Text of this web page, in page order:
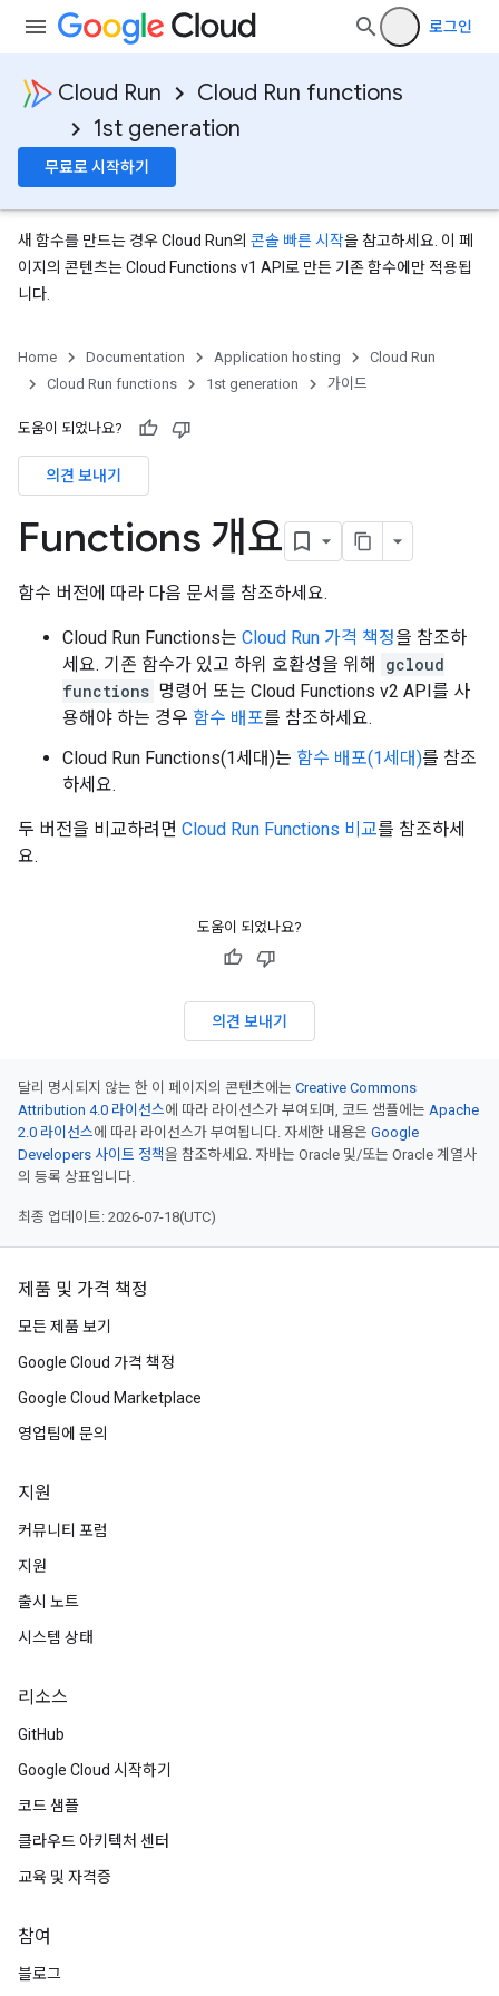
로그인
Cloud Run
Cloud Run functions
1st generation
무료로 시작하기
새 함수를 만드는 경우 Cloud Run의 콘솔 빠른 시작을 참고하세요. 이 페
이지의 콘텐츠는 Cloud Functions v1 API로 만든 기존 함수에만 적용됩
니다.
Home Documentation Application hosting
Cloud Run
Cloud Run functions
1st generation 가이드
도움이 되었나요?
의견 보내기
Functions 개요
함수 버전에 따라 다음 문서를 참조하세요.
Cloud Run Functions는 Cloud Run 가격 책정을 참조하
세요. 기존 함수가 있고 하위 호환성을 위해
gcloud
functions 명령어 또는 Cloud Functions v2 API를 사
용해야 하는 경우 함수 배포를 참조하세요.
Cloud Run Functions(1세대)는 함수 배포(1세대)를 참조
하세요.
두 버전을 비교하려면 Cloud Run Functions 비교를 참조하세
요.
도움이 되었나요?
의견 보내기
달리 명시되지 않는 한 이 페이지의 콘텐츠에는 Creative Commons
Attribution 4.0 라이선스에 따라 라이선스가 부여되며, 코드 샘플에는 Apache
2.0 라이선스에 따라 라이선스가 부여됩니다. 자세한 내용은 Google
Developers 사이트 정책을 참조하세요. 자바는 Oracle 및/또는 Oracle 계열사
의 등록 상표입니다.
최종 업데이트: 2026-07-18(UTC)
제품 및 가격 책정
모든 제품 보기
Google Cloud 가격 책정
Google Cloud Marketplace
영업팀에 문의
지원
커뮤니티 포럼
지원
출시 노트
시스템 상태
리소스
GitHub
Google Cloud 시작하기
코드 샘플
클라우드 아키텍처 센터
교육 및 자격증
참여
블로그